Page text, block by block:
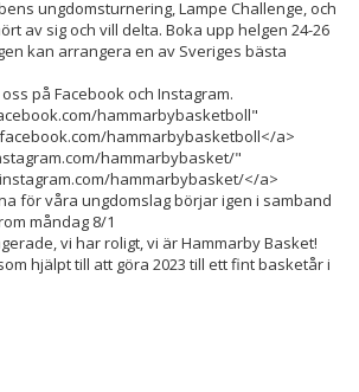
ungdomsturnering, Lampe Challenge, och
av sig och vill delta. Boka upp helgen 24-26
kan arrangera en av Sveriges bästa
på Facebook och Instagram.
hammarbybasketboll"
hammarbybasketboll</a>
hammarbybasket/"
hammarbybasket/</a>
för våra ungdomslag börjar igen i samband
måndag 8/1
vi har roligt, vi är Hammarby Basket!
hjälpt till att göra 2023 till ett fint basketår i